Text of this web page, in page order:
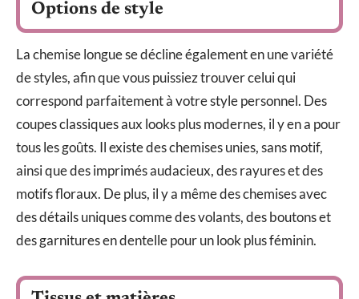
Options de style
La chemise longue se décline également en une variété
de styles, afin que vous puissiez trouver celui qui
correspond parfaitement à votre style personnel. Des
coupes classiques aux looks plus modernes, il y en a pour
tous les goûts. Il existe des chemises unies, sans motif,
ainsi que des imprimés audacieux, des rayures et des
motifs floraux. De plus, il y a même des chemises avec
des détails uniques comme des volants, des boutons et
des garnitures en dentelle pour un look plus féminin.